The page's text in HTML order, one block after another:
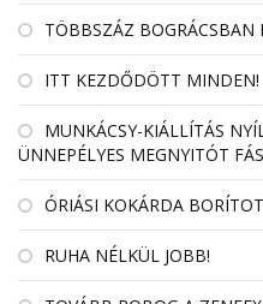
TÖBBSZÁZ BOGRÁCSBAN
ITT KEZDŐDÖTT MINDEN!
MUNKÁCSY-KIÁLLÍTÁS
ÜNNEPÉLYES MEGNYITÓT
ÓRIÁSI KOKÁRDA
RUHA NÉLKÜL JOBB!